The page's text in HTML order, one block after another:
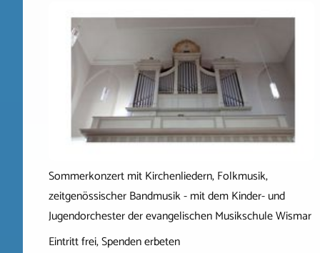
Sommerkonzert mit Kirchenliedern, Folkmusik,
zeitgenössischer Bandmusik - mit dem Kinder- und
Jugendorchester der evangelischen Musikschule Wismar
Eintritt frei, Spenden erbeten